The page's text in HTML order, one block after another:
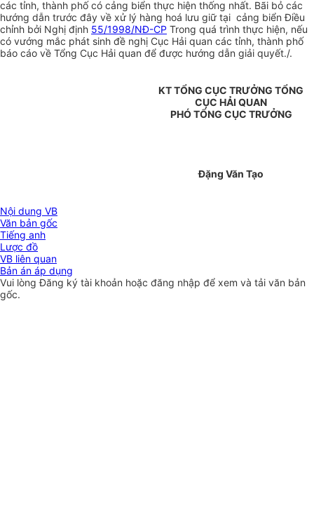
các tỉnh, thành phố có cảng biển thực hiện thống nhất. Bãi bỏ các
hướng dẫn trước đây về xử lý hàng hoá lưu giữ tại cảng biển Điều
chỉnh bởi Nghị định 55/1998/NĐ-CP Trong quá trình thực hiện, nếu
có vướng mắc phát sinh đề nghị Cục Hải quan các tỉnh, thành phố
báo cáo về Tổng Cục Hải quan để được hướng dẫn giải quyết./.
KT TỔNG CỤC TRƯỞNG TỔNG
CỤC HẢI QUAN
PHÓ TỔNG CỤC TRƯỞNG
Đặng Văn Tạo
Nội dung VB
Văn bản gốc
Tiếng anh
Lược đồ
VB liên quan
Bản án áp dụng
Vui lòngĐăng ký tài khoản hoặc đăng nhập để xem và tải văn bản
gốc.